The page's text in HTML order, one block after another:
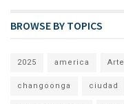
BROWSE BY TOPICS
2025 america Arte
changoonga ciudad